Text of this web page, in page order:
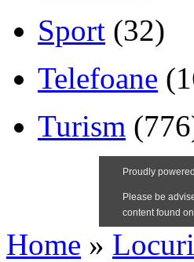
Sport (32)
Telefoane
Turism
Home »